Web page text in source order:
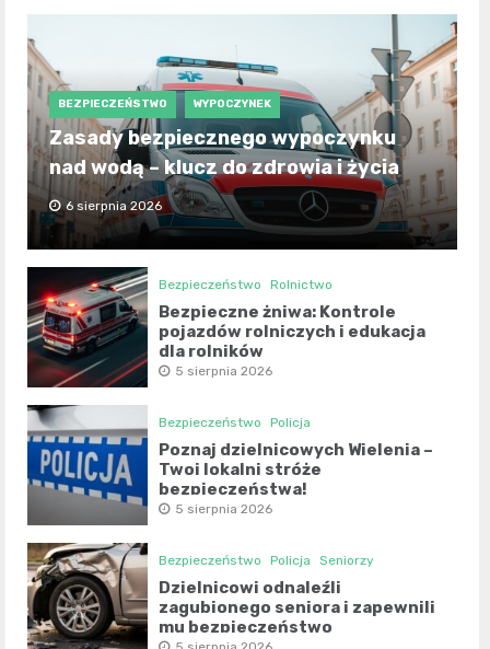
BEZPIECZEŃSTWO WYPOCZYNEK
Zasady bezpiecznego wypoczynku
nad wodą – klucz do zdrowia i życia
6 sierpnia 2026
Bezpieczeństwo Rolnictwo
Bezpieczne żniwa: Kontrole
pojazdów rolniczych i edukacja
dla rolników
5 sierpnia 2026
Bezpieczeństwo Policja
Poznaj dzielnicowych Wielenia –
Twoi lokalni stróże
bezpieczeństwa!
5 sierpnia 2026
Bezpieczeństwo Policja Seniorzy
Dzielnicowi odnaleźli
zagubionego seniora i zapewnili
mu bezpieczeństwo